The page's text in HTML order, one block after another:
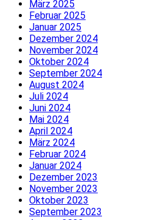
März 2025
Februar 2025
Januar 2025
Dezember 2024
November 2024
Oktober 2024
September 2024
August 2024
Juli 2024
Juni 2024
Mai 2024
April 2024
März 2024
Februar 2024
Januar 2024
Dezember 2023
November 2023
Oktober 2023
September 2023